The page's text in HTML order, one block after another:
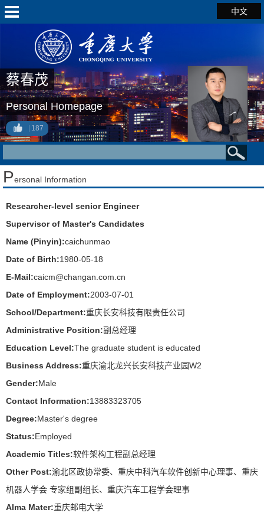
中文
蔡春茂
Personal Homepage
187
Personal Information
Researcher-level senior Engineer
Supervisor of Master's Candidates
Name (Pinyin):caichunmao
Date of Birth:1980-05-18
E-Mail:caicm@changan.com.cn
Date of Employment:2003-07-01
School/Department:重庆长安科技有限责任公司
Administrative Position:副总经理
Education Level:The graduate student is educated
Business Address:重庆渝北龙兴长安科技产业园W2
Gender:Male
Contact Information:13883323705
Degree:Master's degree
Status:Employed
Academic Titles:软件架构工程副总经理
Other Post:渝北区政协常委、重庆中科汽车软件创新中心理事、重庆
机器人学会 专家组副组长、重庆汽车工程学会理事
Alma Mater:重庆邮电大学